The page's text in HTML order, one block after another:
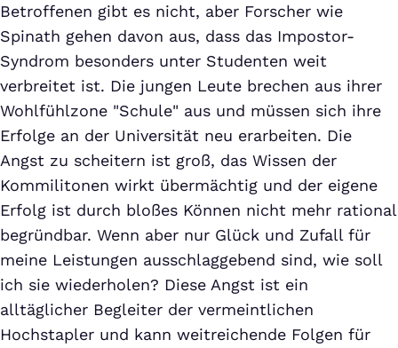
Betroffenen gibt es nicht, aber Forscher wie
Spinath gehen davon aus, dass das Impostor-
Syndrom besonders unter Studenten weit
verbreitet ist. Die jungen Leute brechen aus ihrer
Wohlfühlzone "Schule" aus und müssen sich ihre
Erfolge an der Universität neu erarbeiten. Die
Angst zu scheitern ist groß, das Wissen der
Kommilitonen wirkt übermächtig und der eigene
Erfolg ist durch bloßes Können nicht mehr rational
begründbar. Wenn aber nur Glück und Zufall für
meine Leistungen ausschlaggebend sind, wie soll
ich sie wiederholen? Diese Angst ist ein
alltäglicher Begleiter der vermeintlichen
Hochstapler und kann weitreichende Folgen für